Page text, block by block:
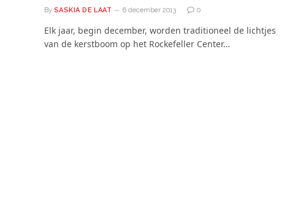
By SASKIA DE LAAT 6 december 2013 0
Elk jaar, begin december, worden traditioneel de lichtjes
van de kerstboom op het Rockefeller Center…